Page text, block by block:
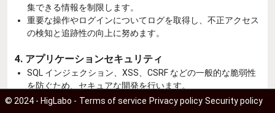
集できる情報を制限します。
重要な操作やログインについてログを取得し、不正アクセス
の検知と追跡性の向上に努めます。
4. アプリケーションセキュリティ
SQL インジェクション、XSS、CSRF などの一般的な脆弱性
を防ぐため、セキュアな開発を行います。
利用しているフレームワークやライブラリの脆弱性情報を確
© 2024 - HigLabo - Terms of service Privacy policy Security policy